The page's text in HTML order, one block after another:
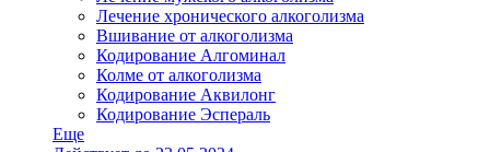
Лечение хронического алкоголизма
Вшивание от алкоголизма
Кодирование Алгоминал
Колме от алкоголизма
Кодирование Аквилонг
Кодирование Эспераль
Еще